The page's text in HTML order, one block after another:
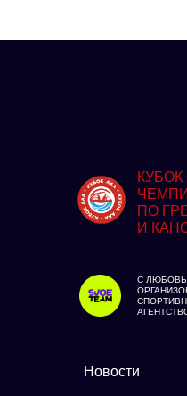
ПО
И
С
Новости